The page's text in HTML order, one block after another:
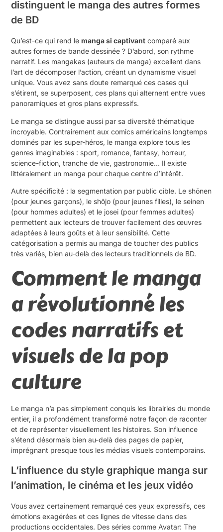
distinguent le manga des autres formes
de BD
Qu’est-ce qui rend lemanga si captivant comparé aux
autres formes de bande dessinée ? D’abord, son rythme
narratif. Les mangakas (auteurs de manga) excellent dans
l’art de décomposer l’action, créant un dynamisme visuel
unique. Vous avez sans doute remarqué ces cases qui
s’étirent, se superposent, ces plans qui alternent entre vues
panoramiques et gros plans expressifs.
Le manga se distingue aussi par sa diversité thématique
incroyable. Contrairement aux comics américains longtemps
dominés par les super-héros, le manga explore tous les
genres imaginables : sport, romance, fantasy, horreur,
science-fiction, tranche de vie, gastronomie… Il existe
littéralement un manga pour chaque centre d’intérêt.
Autre spécificité : la segmentation par public cible. Le shōnen
(pour jeunes garçons), le shōjo (pour jeunes filles), le seinen
(pour hommes adultes) et le josei (pour femmes adultes)
permettent aux lecteurs de trouver facilement des œuvres
adaptées à leurs goûts et à leur sensibilité. Cette
catégorisation a permis au manga de toucher des publics
très variés, bien au-delà des lecteurs traditionnels de BD.
Comment le manga
a révolutionné les
codes narratifs et
visuels de la pop
culture
Le manga n’a pas simplement conquis les librairies du monde
entier, il a profondément transformé notre façon de raconter
et de représenter visuellement les histoires. Son influence
s’étend désormais bien au-delà des pages de papier,
imprégnant presque tous les médias visuels contemporains.
L’influence du style graphique manga sur
l’animation, le cinéma et les jeux vidéo
Vous avez certainement remarqué ces yeux expressifs, ces
émotions exagérées et ces lignes de vitesse dans des
productions occidentales. Des séries comme Avatar: The